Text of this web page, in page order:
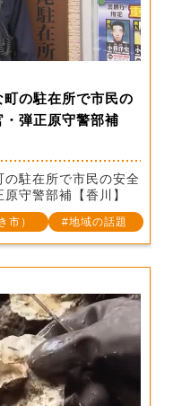
の駐在所で市民の
弾正原守警部補
駐在所で市民の安全
守警部補【香川】
市） 地域の話題